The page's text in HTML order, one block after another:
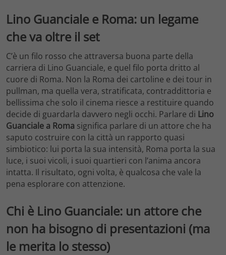
Lino Guanciale e Roma: un legame
che va oltre il set
C’è un filo rosso che attraversa buona parte della
carriera di Lino Guanciale, e quel filo porta dritto al
cuore di Roma. Non la Roma dei cartoline e dei tour in
pullman, ma quella vera, stratificata, contraddittoria e
bellissima che solo il cinema riesce a restituire quando
decide di guardarla davvero negli occhi. Parlare di Lino
Guanciale a Roma significa parlare di un attore che ha
saputo costruire con la città un rapporto quasi
simbiotico: lui porta la sua intensità, Roma porta la sua
luce, i suoi vicoli, i suoi quartieri con l’anima ancora
intatta. Il risultato, ogni volta, è qualcosa che vale la
pena esplorare con attenzione.
Chi è Lino Guanciale: un attore che
non ha bisogno di presentazioni (ma
le merita lo stesso)